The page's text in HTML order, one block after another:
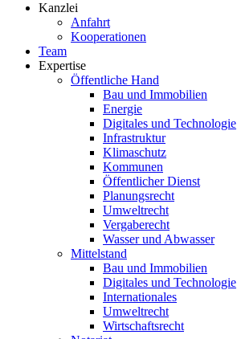
Kanzlei
Anfahrt
Kooperationen
Team
Expertise
Öffentliche Hand
Bau und Immobilien
Energie
Digitales und Technologie
Infrastruktur
Klimaschutz
Kommunen
Öffentlicher Dienst
Planungsrecht
Umweltrecht
Vergaberecht
Wasser und Abwasser
Mittelstand
Bau und Immobilien
Digitales und Technologie
Internationales
Umweltrecht
Wirtschaftsrecht